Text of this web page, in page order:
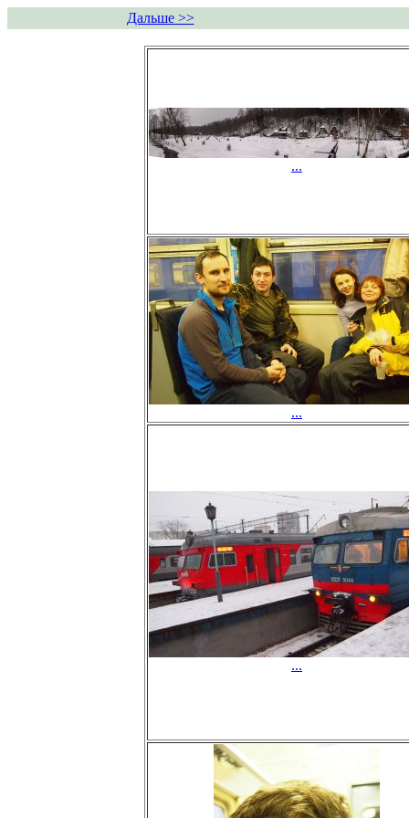
Дальше >>
...
...
...